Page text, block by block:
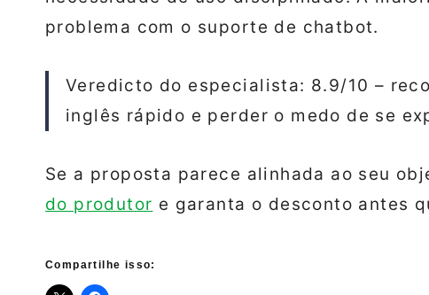
problema com o suporte de chatbot.
Veredicto do especialista: 8.9/10 –
inglês rápido e perder o medo de se
Se a proposta parece alinhada ao seu
do produtor e garanta o desconto antes
Compartilhe isso: